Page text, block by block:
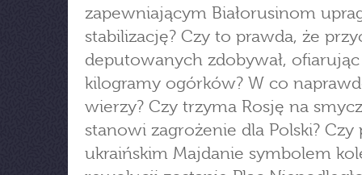
zapewniającym Białorusinom
stabilizację? Czy to prawda, że
deputowanych zdobywał,
kilogramy ogórków? W co
wierzy? Czy trzyma Rosję na
stanowi zagrożenie dla Polski? Czy
ukraińskim Majdanie symbolem